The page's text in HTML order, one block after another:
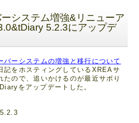
システム増強&リニューア
5.2.3にアップデ
バーシステムの増強と移行について
記をホスティングしているXREAサ
たので、追いかけるのが最近サボり
をアップデートした。